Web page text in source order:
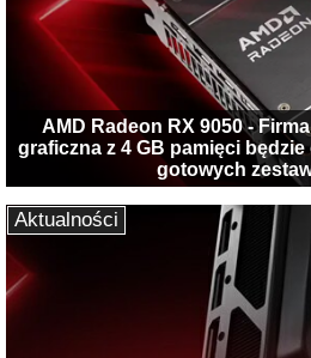
AMD Radeon RX 9050 -
graficzna z 4 GB pamięci będzie
gotowych
Aktualności